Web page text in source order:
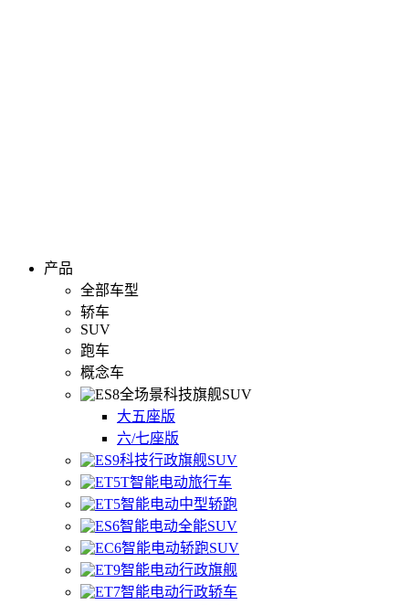
产品
全部车型
轿车
SUV
跑车
概念车
全场景科技旗舰SUV
大五座版
六/七座版
科技行政旗舰SUV
智能电动旅行车
智能电动中型轿跑
智能电动全能SUV
智能电动轿跑SUV
智能电动行政旗舰
智能电动行政轿车